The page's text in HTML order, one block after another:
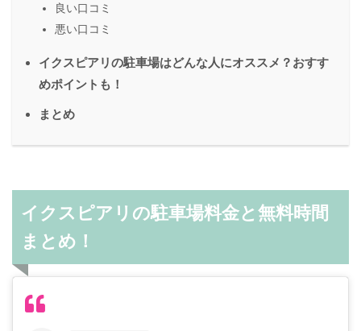
良い口コミ
悪い口コミ
イクスピアリの駐車場はどんな人にオススメ？おすす
めポイントも！
まとめ
イクスピアリの駐車場料金と無料時間
まとめ！